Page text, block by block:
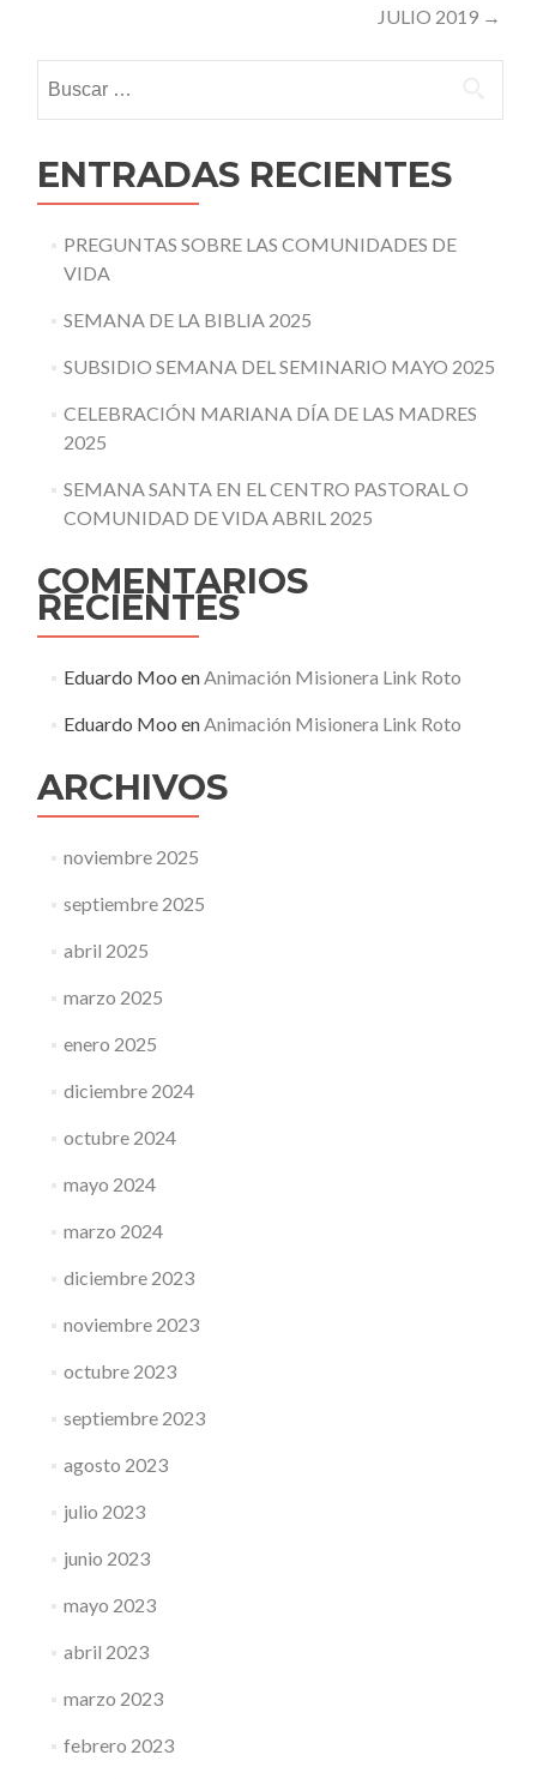
JULIO 2019 →
ENTRADAS RECIENTES
PREGUNTAS SOBRE LAS COMUNIDADES DE
VIDA
SEMANA DE LA BIBLIA 2025
SUBSIDIO SEMANA DEL SEMINARIO MAYO 2025
CELEBRACIÓN MARIANA DÍA DE LAS MADRES
2025
SEMANA SANTA EN EL CENTRO PASTORAL O
COMUNIDAD DE VIDA ABRIL 2025
COMENTARIOS
RECIENTES
Eduardo Moo enAnimación Misionera Link Roto
Eduardo Moo enAnimación Misionera Link Roto
ARCHIVOS
noviembre 2025
septiembre 2025
abril 2025
marzo 2025
enero 2025
diciembre 2024
octubre 2024
mayo 2024
marzo 2024
diciembre 2023
noviembre 2023
octubre 2023
septiembre 2023
agosto 2023
julio 2023
junio 2023
mayo 2023
abril 2023
marzo 2023
febrero 2023